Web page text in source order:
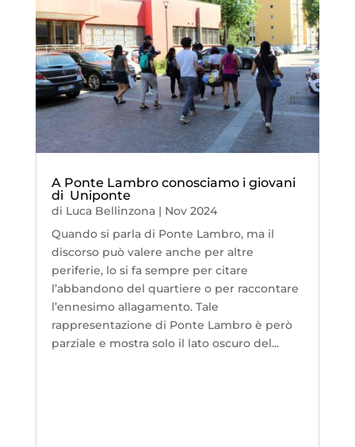
A Ponte Lambro conosciamo i giovani
di Uniponte
di Luca Bellinzona| Nov 2024
Quando si parla di Ponte Lambro, ma il
discorso può valere anche per altre
periferie, lo si fa sempre per citare
l’abbandono del quartiere o per raccontare
l’ennesimo allagamento. Tale
rappresentazione di Ponte Lambro è però
parziale e mostra solo il lato oscuro del...